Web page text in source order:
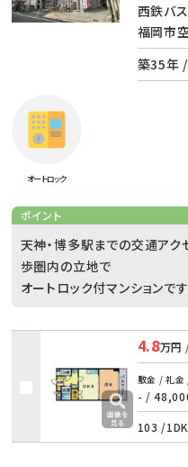
西鉄バ
福岡市
築35年
オートロック
ポイント
天神・博多駅までの交通アク
歩圏内の立地で
オートロック付マンションです
4.8万円
敷金 / 礼金
- /
103 /1DK